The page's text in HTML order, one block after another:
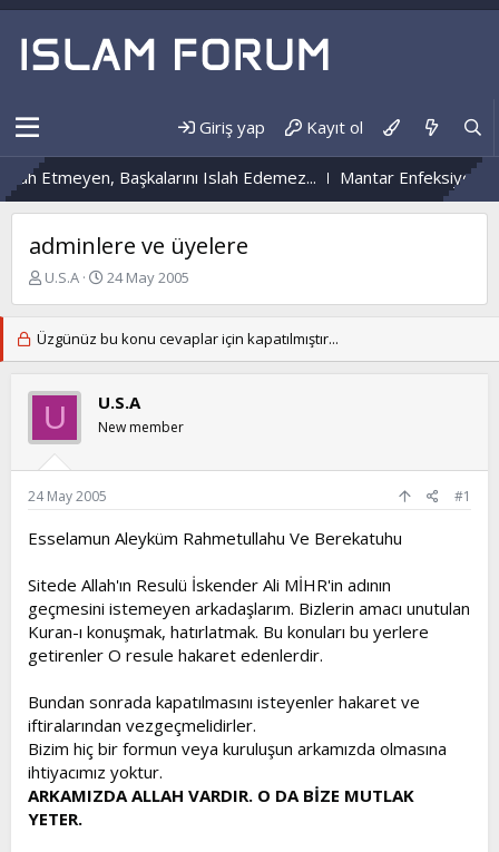
Giriş yap Kayıt ol
Başkalarını Islah Edemez... Mantar Enfeksiyonu
adminlere ve üyelere
K
b
u
u
a
ş
l
a
a
U.S.A
B
l
a
g
ç
a
h
24 May 2005
Üzgünüz bu konu cevaplar için kapatılmıştır...
U U.S.A
New member
24 May 2005 #1
Esselamun Aleyküm Rahmetullahu Ve Berekatuhu
Sitede Allah'ın Resulü İskender Ali MİHR'in adının
geçmesini istemeyen arkadaşlarım. Bizlerin amacı unutulan
Kuran-ı konuşmak, hatırlatmak. Bu konuları bu yerlere
getirenler O resule hakaret edenlerdir.
Bundan sonrada kapatılmasını isteyenler hakaret ve
iftiralarından vezgeçmelidirler.
Bizim hiç bir formun veya kuruluşun arkamızda olmasına
ihtiyacımız yoktur.
ARKAMIZDA ALLAH VARDIR. O DA BİZE MUTLAK
YETER.